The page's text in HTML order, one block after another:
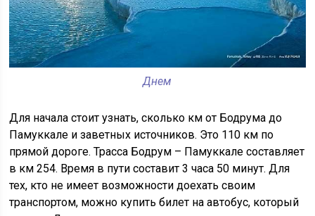
Днем
Для начала стоит узнать, сколько км от Бодрума до
Памуккале и заветных источников. Это 110 км по
прямой дороге. Трасса Бодрум – Памуккале составляет
в км 254. Время в пути составит 3 часа 50 минут. Для
тех, кто не имеет возможности доехать своим
транспортом, можно купить билет на автобус, который